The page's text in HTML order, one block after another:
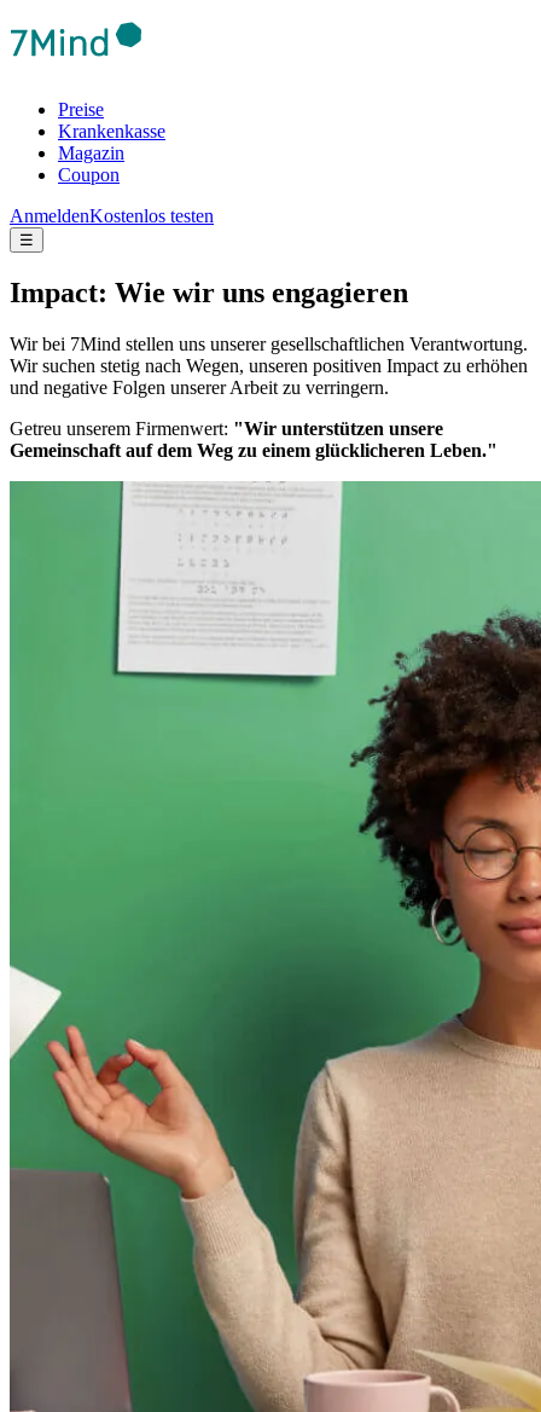
Preise
Krankenkasse
Magazin
Coupon
AnmeldenKostenlos testen
☰
Impact: Wie wir uns engagieren
Wir bei 7Mind stellen uns unserer gesellschaftlichen Verantwortung.
Wir suchen stetig nach Wegen, unseren positiven Impact zu erhöhen
und negative Folgen unserer Arbeit zu verringern.
Getreu unserem Firmenwert: "Wir unterstützen unsere
Gemeinschaft auf dem Weg zu einem glücklicheren Leben."